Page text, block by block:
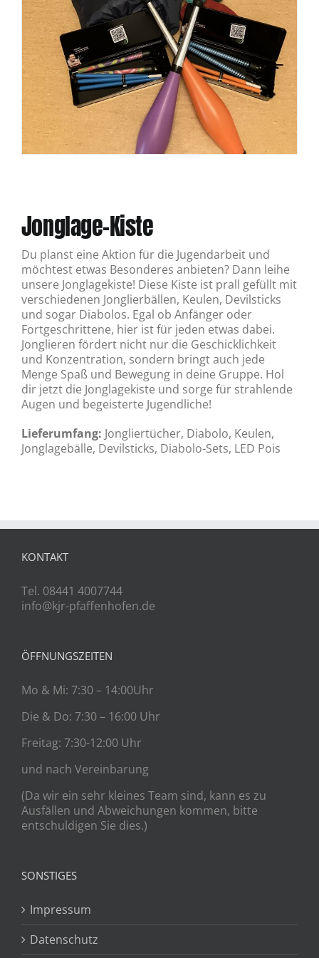
Jonglage-Kiste
Du planst eine Aktion für die Jugendarbeit und
möchtest etwas Besonderes anbieten? Dann leihe
unsere Jonglagekiste! Diese Kiste ist prall gefüllt mit
verschiedenen Jonglierbällen, Keulen, Devilsticks
und sogar Diabolos. Egal ob Anfänger oder
Fortgeschrittene, hier ist für jeden etwas dabei.
Jonglieren fördert nicht nur die Geschicklichkeit
und Konzentration, sondern bringt auch jede
Menge Spaß und Bewegung in deine Gruppe. Hol
dir jetzt die Jonglagekiste und sorge für strahlende
Augen und begeisterte Jugendliche!
Lieferumfang: Jongliertücher, Diabolo, Keulen,
Jonglagebälle, Devilsticks, Diabolo-Sets, LED Pois
KONTAKT
Tel. 08441 4007744
info@kjr-pfaffenhofen.de
ÖFFNUNGSZEITEN
Mo & Mi: 7:30 – 14:00Uhr
Die & Do: 7:30 – 16:00 Uhr
Freitag: 7:30-12:00 Uhr
und nach Vereinbarung
(Da wir ein sehr kleines Team sind, kann es zu
Ausfällen und Abweichungen kommen, bitte
entschuldigen Sie dies.)
SONSTIGES
Impressum
Datenschutz